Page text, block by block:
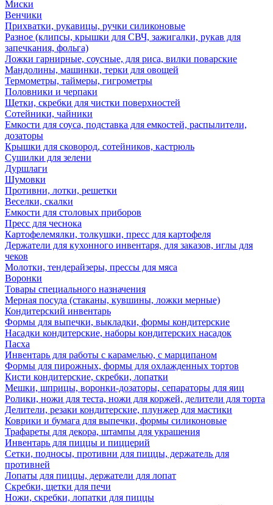
Миски
Венчики
Прихватки, рукавицы, ручки силиконовые
Разное (клипсы, крышки для СВЧ, зажигалки, рукав для
запечкания, фольга)
Ложки гарнирные, соусные, для риса, вилки поварские
Мандолины, машинки, терки для овощей
Термометры, таймеры, гигрометры
Половники и черпаки
Щетки, скребки для чистки поверхностей
Сотейники, чайники
Емкости для соуса, подставка для емкостей, распылители,
дозаторы
Крышки для сковород, сотейников, кастрюль
Сушилки для зелени
Дуршлаги
Шумовки
Противни, лотки, решетки
Веселки, скалки
Емкости для столовых приборов
Пресс для чеснока
Картофелемялки, толкушки, пресс для картофеля
Держатели для кухонного инвентаря, для заказов, иглы для
чеков
Молотки, тендерайзеры, прессы для мяса
Воронки
Товары специального назначения
Мерная посуда (стаканы, кувшины, ложки мерные)
Кондитерский инвентарь
Формы для выпечки, выкладки, формы кондитерские
Насадки кондитерские, наборы кондитерских насадок
Пасха
Инвентарь для работы с карамелью, с марципаном
Формы для пирожных, формы для охлажденных тортов
Кисти кондитерские, скребки, лопатки
Мешки, шприцы, воронки-дозаторы, сепараторы для яиц
Ролики, ножи для теста, ножи для коржей, делители для торта
Делители, резаки кондитерские, плунжер для мастики
Коврики и бумага для выпечки, формы силиконовые
Трафареты для декора, штампы для украшения
Инвентарь для пиццы и пиццерий
Сетки, подносы, противни для пиццы, держатель для
противней
Лопаты для пиццы, держатели для лопат
Скребки, щетки для печи
Ножи, скребки, лопатки для пиццы